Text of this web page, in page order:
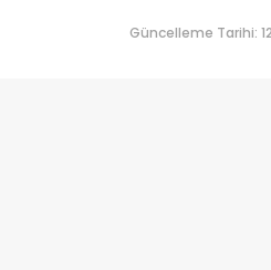
Güncelleme Tarihi: